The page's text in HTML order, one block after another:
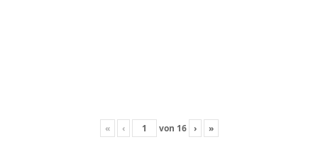
« ‹ von 16 › »